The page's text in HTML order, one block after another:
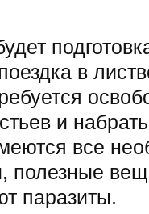
в
и
все
полезные
паразиты.